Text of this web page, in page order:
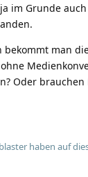
im Grunde
bekommt man
Oder
haben auf